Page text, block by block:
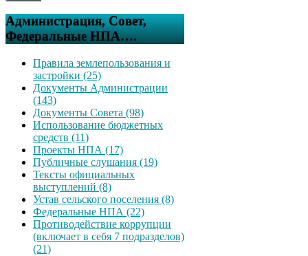
Администрация, Совет,
Федеральные НПА….
Правила землепользования и
застройки (25)
Документы Администрации
(143)
Документы Совета (98)
Использование бюджетных
средств (11)
Проекты НПА (17)
Публичные слушания (19)
Тексты официальных
выступлений (8)
Устав сельского поселения (8)
Федеральные НПА (22)
Противодействие коррупции
(включает в себя 7 подразделов)
(21)